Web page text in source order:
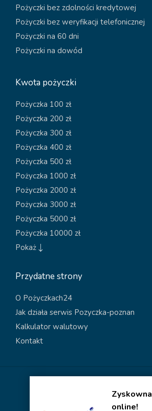
online!
Pożyczki bez zdolności kredytowej
Pożyczki bez weryfikacji telefonicznej
Pożyczki na 60 dni
Pożyczki na dowód
Kwota pożyczki
Pożyczka 100 zł
Pożyczka 200 zł
Pożyczka 300 zł
Pożyczka 400 zł
Pożyczka 500 zł
Pożyczka 1000 zł
Pożyczka 2000 zł
Pożyczka 3000 zł
Pożyczka 5000 zł
Pożyczka 10000 zł
Pokaż
Przydatne strony
O Pożyczkach24
Jak działa serwis Pozyczka-poznan
Kalkulator walutowy
Kontakt
Polityka prywatności